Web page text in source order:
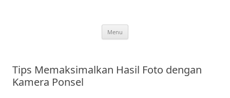
Menu
Tips Memaksimalkan Hasil Foto dengan
Kamera Ponsel